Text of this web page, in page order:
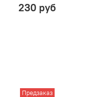
230 руб
Предзаказ